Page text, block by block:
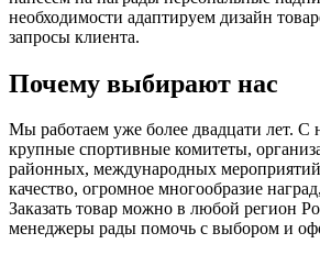
необходимости адаптируем дизайн
запросы клиента.
Почему выбирают нас
Мы работаем уже более двадцати лет. С
крупные спортивные комитеты,
районных, международных
качество, огромное многообразие
Заказать товар можно в любой регион
менеджеры рады помочь с выбором и